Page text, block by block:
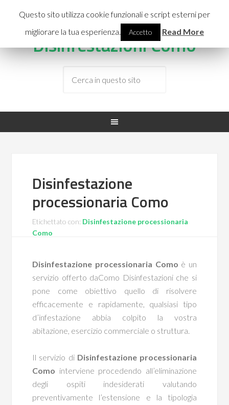
INFO LINE:3477387355
Disinfestazioni Como
Disinfestazione
processionaria Como
Etichettato con: Disinfestazione processionaria
Como
Disinfestazione processionaria Como è un
servizio offerto daComo Disinfestazioni che si
pone come obiettivo quello di risolvere
efficacemente e rapidamente, qualsiasi tipo
d’infestazione abbia colpito la vostra
abitazione, esercizio commerciale o struttura.
Il servizio di Disinfestazione processionaria
Como interviene procedendo all’eliminazione
degli ospiti indesiderati valutando
preventivamente l’estensione e la tipologia
Questo sito utilizza cookie funzionali e script esterni per
migliorare la tua esperienza.
Accetto Read More